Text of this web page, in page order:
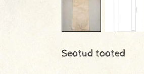
Seotud tooted